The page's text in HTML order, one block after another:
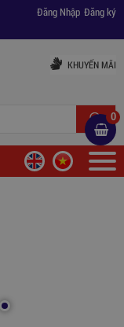
Đăng ký
Đăng Nhập
KHUYẾN MÃI
0